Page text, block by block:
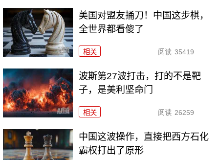
美国对盟友捅刀！中国这步棋，
全世界都看傻了
相关 阅读 35419
波斯第27波打击，打的不是靶
子，是美利坚命门
相关 阅读 26259
中国这波操作，直接把西方石化
霸权打出了原形